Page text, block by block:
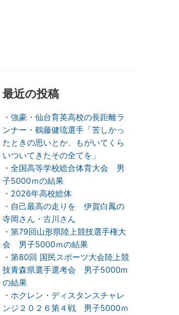
最近の投稿
・強豪・仙台育英高校の長距離ラ
ンナー・鶴藤健琉選手「苦しかっ
たときの思いとか、もがいてくら
いついてきたその全てを」
・全国高等学校総合体育大会 男
子5000ｍの結果
・2026年高校総体
・自己最高の走りを 伊賀白鳳の
寺岡さん・古川さん
・第79回山形県陸上競技選手権大
会 男子5000ｍの結果
・第80回 国民スポーツ大会陸上競
技青森県選手選考会 男子5000m
の結果
・ホクレン・ディスタンスチャレ
ンジ２０２６第４戦 男子5000ｍ